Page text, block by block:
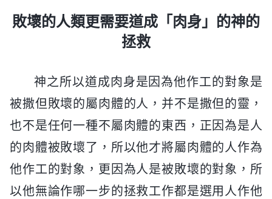
敗壞的人類更需要道成「肉身」的神的
拯救
神之所以道成肉身是因為他作工的對象是
被撒但敗壞的屬肉體的人，并不是撒但的靈，
也不是任何一種不屬肉體的東西，正因為是人
的肉體被敗壞了，所以他才將屬肉體的人作為
他作工的對象，更因為人是被敗壞的對象，所
以他無論作哪一步的拯救工作都是選用人作他